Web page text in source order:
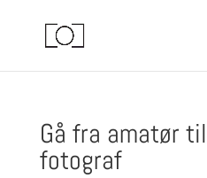
Gå fra amatør
fotograf